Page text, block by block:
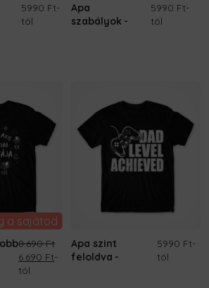
5990 Ft-
tól
Apa
szabályok
5990 Ft-
tól
a sajátod
8.690Ft
Original
price
6.690 FtCurrent
-
tól
Apa szint
feloldva
5990 Ft-
tól